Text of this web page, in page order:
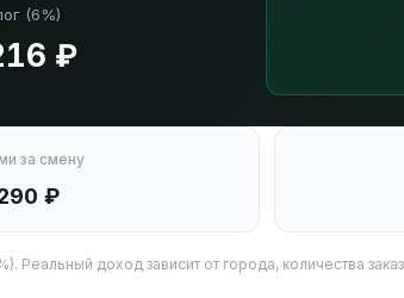
(6%)
₽
за смену
₽
доход зависит от города, количества